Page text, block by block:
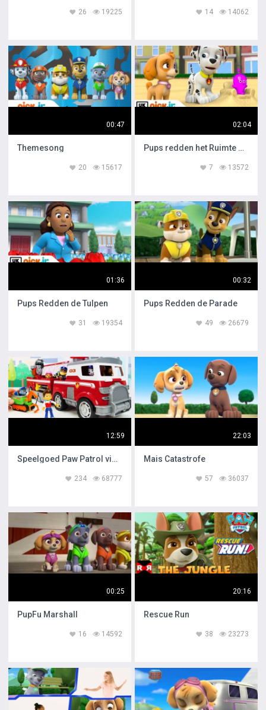
19225
26 14062
14
00:47
Themesong
15617
20
02:04
Pups redden het Ruimte Speelgoed
13572
7
01:36
Pups Redden de Tulpen
19354
31
00:32
Pups Redden de Parade
26679
49
12:59
Speelgoed Paw Patrol video
68777
234
22:03
Mais Catastrofe
36037
57
00:25
PupFu Marshall
14592
16
20:16
Rescue Run
23273
38